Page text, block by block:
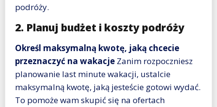
podróży.
2. Planuj budżet i koszty podróży
Określ maksymalną kwotę, jaką chcecie
przeznaczyć na wakacje Zanim rozpoczniesz
planowanie last minute wakacji, ustalcie
maksymalną kwotę, jaką jesteście gotowi wydać.
To pomoże wam skupić się na ofertach